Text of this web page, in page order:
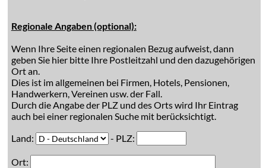
Regionale Angaben (optional):
Wenn Ihre Seite einen regionalen Bezug aufweist, dann
geben Sie hier bitte Ihre Postleitzahl und den dazugehörigen
Ort an.
Dies ist im allgemeinen bei Firmen, Hotels, Pensionen,
Handwerkern, Vereinen usw. der Fall.
Durch die Angabe der PLZ und des Orts wird Ihr Eintrag
auch bei einer regionalen Suche mit berücksichtigt.
Land:
- PLZ:
Ort: